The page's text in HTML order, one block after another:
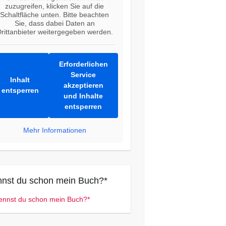
zuzugreifen, klicken Sie auf die
Schaltfläche unten. Bitte beachten
Sie, dass dabei Daten an
weitergegeben werden.
Inhalt
entsperren
Erforderlichen
Service
akzeptieren
und Inhalte
entsperren
Mehr Informationen
du schon mein Buch?*